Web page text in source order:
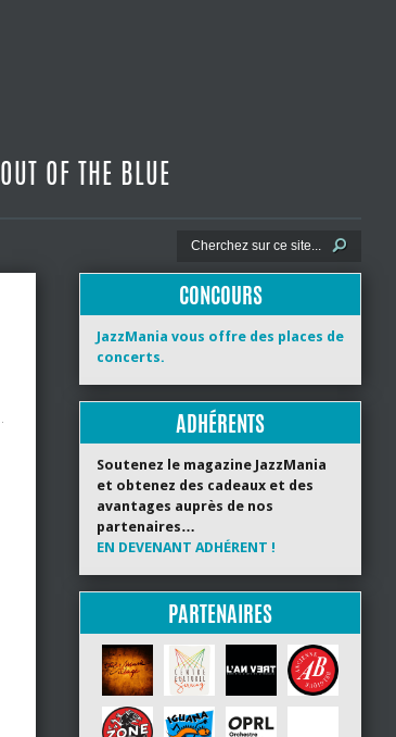
OUT OF THE BLUE
CONCOURS
JazzMania vous offre des places de
concerts.
ADHÉRENTS
Soutenez le magazine JazzMania
et obtenez des cadeaux et des
avantages auprès de nos
partenaires…
EN DEVENANT ADHÉRENT !
PARTENAIRES